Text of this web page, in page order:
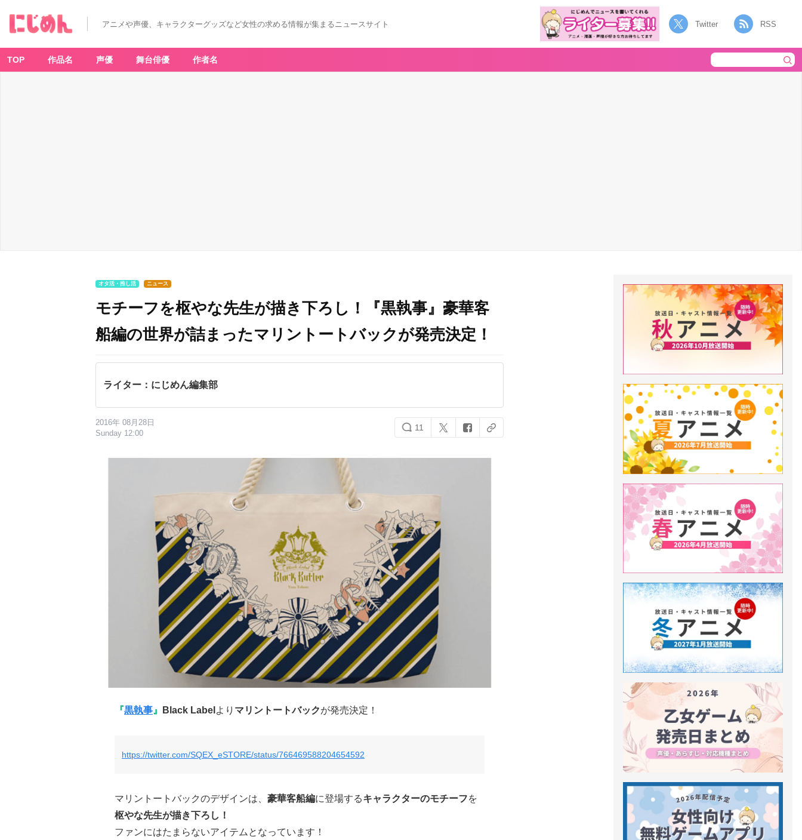
アニメや声優、キャラクターグッズなど女性の求める情報が集まるニュースサイト Twitter RSS
TOP 作品名 声優 舞台俳優 作者名
オタ活・推し活 ニュース
モチーフを枢やな先生が描き下ろし！『黒執事』豪華客
船編の世界が詰まったマリントートバックが発売決定！
ライター：にじめん編集部
2016年 08月28日
Sunday 12:00
11
『黒執事 』 Black Label より マリントートバックが発売決定！
https://twitter.com/SQEX_eSTORE/status/766469588204654592
マリントートバックのデザインは、 豪華客船編に登場するキャラクターのモチーフを
枢やな先生が描き下ろし！
ファンにはたまらないアイテムとなっています！